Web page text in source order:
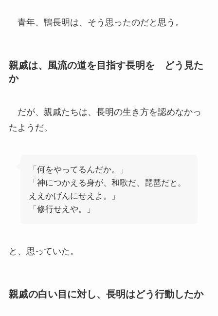
青年、鴨長明は、そう思ったのだと思う。
親戚は、風流の道を目指す長明を どう見た
か
だが、親戚たちは、長明の生き方を認めなかっ
たようだ。
「何をやってるんだか。」
「神につかえる身が、和歌だ、琵琶だと。
ええかげんにせえよ。」
「修行せえや。」
と、思っていた。
親戚の白い目に対し、長明はどう行動したか